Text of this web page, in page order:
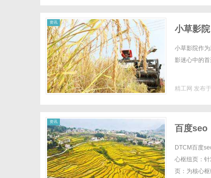
资讯
小草影
小草影院作
影迷心中的首
精工网 发布
资讯
百度seo
DTCM百度
心枢纽页：
页：为核心